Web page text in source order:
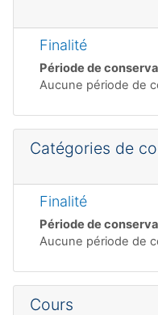
Finalité
Période de
Aucune période de
Catégories de
Finalité
Période de
Aucune période de
Cours